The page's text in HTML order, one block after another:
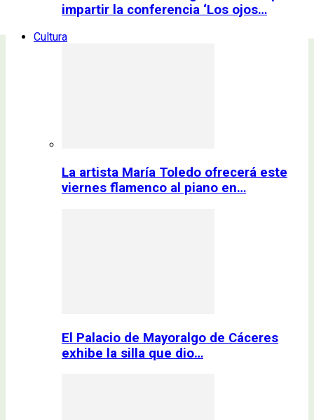
impartir la conferencia ‘Los ojos…
Cultura
La artista María Toledo ofrecerá este
viernes flamenco al piano en…
El Palacio de Mayoralgo de Cáceres
exhibe la silla que dio…